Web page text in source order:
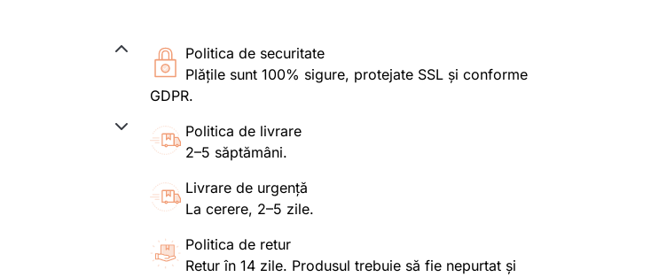
Politica de securitate
Plățile sunt 100% sigure, protejate SSL și conforme
GDPR.
Politica de livrare
2–5 săptămâni.
Livrare de urgență
La cerere, 2–5 zile.
Politica de retur
Retur în 14 zile. Produsul trebuie să fie nepurtat și